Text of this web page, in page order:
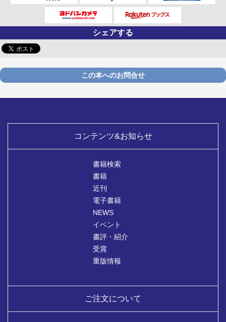
シェアする
この本へのお問合せ
コンテンツ&お知らせ
書籍検索
書籍
近刊
電子書籍
NEWS
イベント
書評・紹介
受賞
重版情報
ご注文について